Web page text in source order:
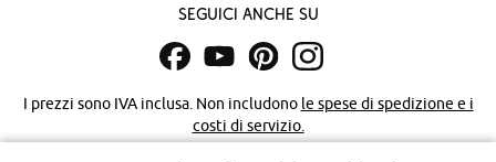
Seguici anche su
I prezzi sono IVA inclusa. Non includono le spese di spedizione e i
costi di servizio.